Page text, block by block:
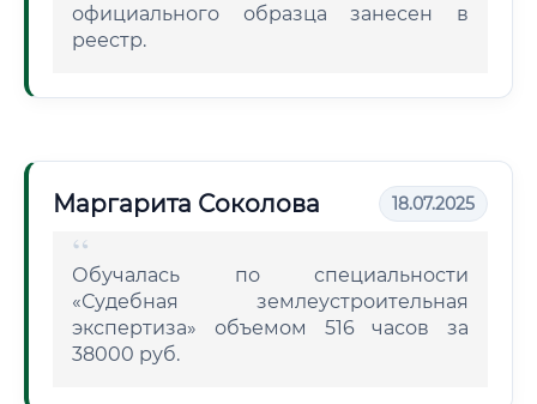
официального образца занесен в
реестр.
Маргарита Соколова 18.07.2025
Обучалась по специальности
«Судебная землеустроительная
экспертиза» объемом 516 часов за
38000 руб.